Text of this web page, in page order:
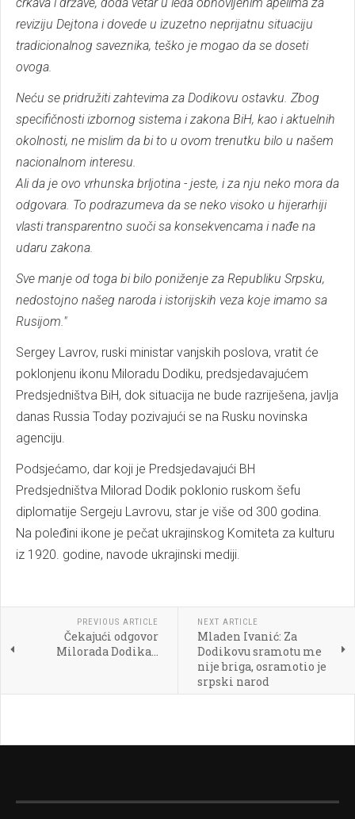
reviziju Dejtona i dovede u izuzetno neprijatnu situaciju
tradicionalnog saveznika, teško je mogao da se doseti
ovoga.
Neću se pridružiti zahtevima za Dodikovu ostavku. Zbog
specifičnosti izbornog sistema i zakona BiH, kao i aktuelnih
okolnosti, ne mislim da bi to u ovom trenutku bilo u našem
nacionalnom interesu.
Ali da je ovo vrhunska brljotina - jeste, i za nju neko mora da
odgovara. To podrazumeva da se neko visoko u hijerarhiji
vlasti transparentno suoči sa konsekvencama i nađe na
udaru zakona.
Sve manje od toga bi bilo poniženje za Republiku Srpsku,
nedostojno našeg naroda i istorijskih veza koje imamo sa
Rusijom."
Sergey Lavrov, ruski ministar vanjskih poslova, vratit će
poklonjenu ikonu Miloradu Dodiku, predsjedavajućem
Predsjedništva BiH, dok situacija ne bude razriješena, javlja
danas Russia Today pozivajući se na Rusku novinska
agenciju.
Podsjećamo, dar koji je Predsjedavajući BH
Predsjedništva Milorad Dodik poklonio ruskom šefu
diplomatije Sergeju Lavrovu, star je više od 300 godina.
Na poleđini ikone je pečat ukrajinskog Komiteta za kulturu
iz 1920. godine, navode ukrajinski mediji.
PREVIOUS ARTICLE
Čekajući odgovor
Milorada Dodika...
NEXT ARTICLE
Mladen Ivanić: Za
Dodikovu sramotu me
nije briga, osramotio je
srpski narod